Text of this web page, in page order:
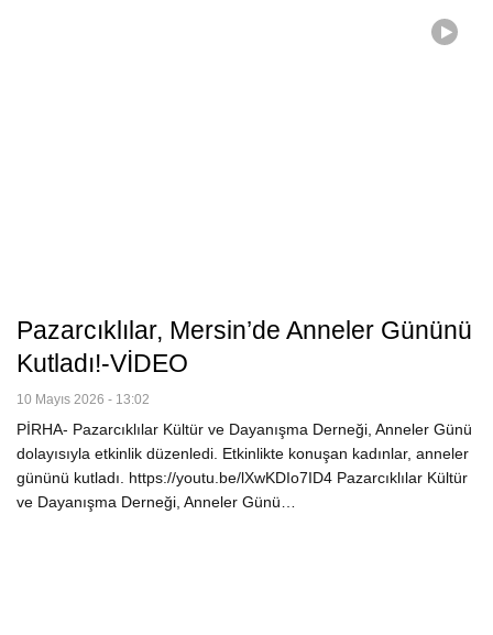
Pazarcıklılar, Mersin’de Anneler Gününü
Kutladı!-VİDEO
10 Mayıs 2026 - 13:02
PİRHA- Pazarcıklılar Kültür ve Dayanışma Derneği, Anneler Günü
dolayısıyla etkinlik düzenledi. Etkinlikte konuşan kadınlar, anneler
gününü kutladı. https://youtu.be/lXwKDIo7ID4 Pazarcıklılar Kültür
ve Dayanışma Derneği, Anneler Günü…